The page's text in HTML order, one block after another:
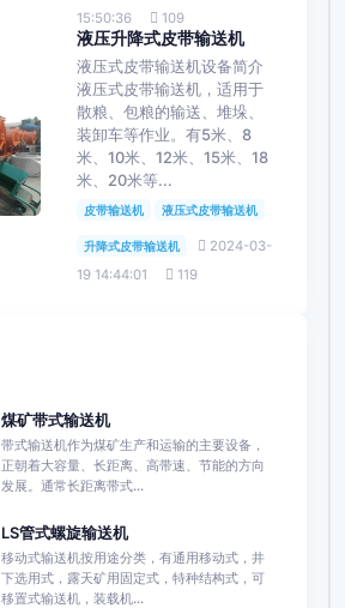
15:50:36
109
液压升降式皮带输送机
液压式皮带输送机设备简介
液压式皮带输送机，适用于
散粮、包粮的输送、堆垛、
装卸车等作业。有5米、8
米、10米、12米、15米、18
米、20米等...
皮带输送机 液压式皮带输送机
升降式皮带输送机
2024-03-
19 14:44:01
119
煤矿带式输送机
带式输送机作为煤矿生产和运输的主要设备，
正朝着大容量、长距离、高带速、节能的方向
发展。通常长距离带式...
LS管式螺旋输送机
移动式输送机按用途分类，有通用移动式，井
下选用式，露天矿用固定式，特种结构式，可
移置式输送机，装载机...